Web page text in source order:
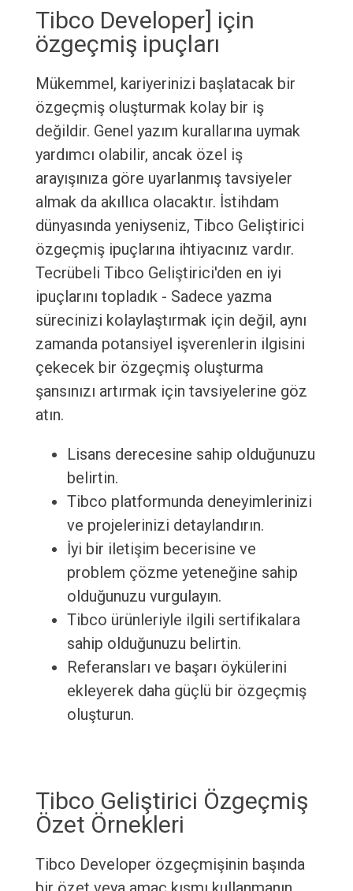
Tibco Developer] için
özgeçmiş ipuçları
Mükemmel, kariyerinizi başlatacak bir
özgeçmiş oluşturmak kolay bir iş
değildir. Genel yazım kurallarına uymak
yardımcı olabilir, ancak özel iş
arayışınıza göre uyarlanmış tavsiyeler
almak da akıllıca olacaktır. İstihdam
dünyasında yeniyseniz, Tibco Geliştirici
özgeçmiş ipuçlarına ihtiyacınız vardır.
Tecrübeli Tibco Geliştirici'den en iyi
ipuçlarını topladık - Sadece yazma
sürecinizi kolaylaştırmak için değil, aynı
zamanda potansiyel işverenlerin ilgisini
çekecek bir özgeçmiş oluşturma
şansınızı artırmak için tavsiyelerine göz
atın.
Lisans derecesine sahip olduğunuzu
belirtin.
Tibco platformunda deneyimlerinizi
ve projelerinizi detaylandırın.
İyi bir iletişim becerisine ve
problem çözme yeteneğine sahip
olduğunuzu vurgulayın.
Tibco ürünleriyle ilgili sertifikalara
sahip olduğunuzu belirtin.
Referansları ve başarı öykülerini
ekleyerek daha güçlü bir özgeçmiş
oluşturun.
Tibco Geliştirici Özgeçmiş
Özet Örnekleri
Tibco Developer özgeçmişinin başında